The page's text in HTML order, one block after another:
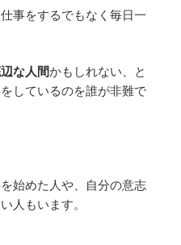
事をするでもなく毎日一
な人間かもしれない、と
しているのを誰が非難で
始めた人や、自分の意志
人もいます。